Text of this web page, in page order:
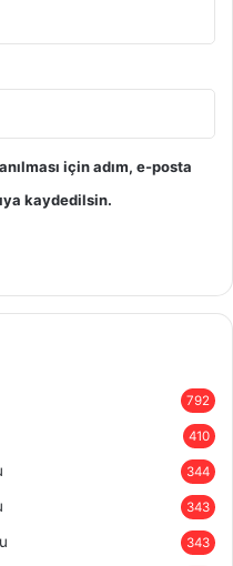
için adım, e-posta
kaydedilsin.
792
410
344
343
343